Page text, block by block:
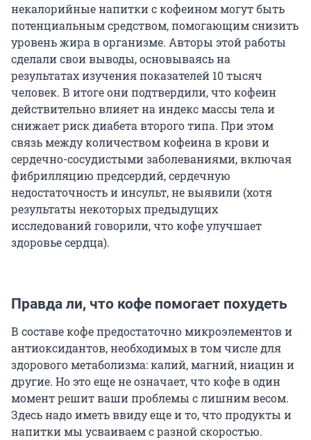
некалорийные напитки с кофеином могут быть
потенциальным средством, помогающим снизить
уровень жира в организме. Авторы этой работы
сделали свои выводы, основываясь на
результатах изучения показателей 10 тысяч
человек. В итоге они подтвердили, что кофеин
действительно влияет на индекс массы тела и
снижает риск диабета второго типа. При этом
связь между количеством кофеина в крови и
сердечно-сосудистыми заболеваниями, включая
фибрилляцию предсердий, сердечную
недостаточность и инсульт, не выявили (хотя
результаты некоторых предыдущих
исследований говорили, что кофе улучшает
здоровье сердца).
Правда ли, что кофе помогает похудеть
В составе кофе предостаточно микроэлементов и
антиоксидантов, необходимых в том числе для
здорового метаболизма: калий, магний, ниацин и
другие. Но это еще не означает, что кофе в один
момент решит ваши проблемы с лишним весом.
Здесь надо иметь ввиду еще и то, что продукты и
напитки мы усваиваем с разной скоростью.